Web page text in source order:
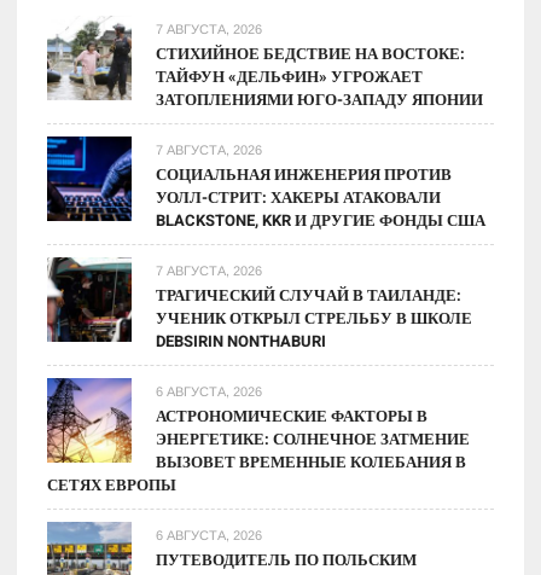
7 АВГУСТА, 2026
СТИХИЙНОЕ БЕДСТВИЕ НА ВОСТОКЕ:
ТАЙФУН «ДЕЛЬФИН» УГРОЖАЕТ
ЗАТОПЛЕНИЯМИ ЮГО-ЗАПАДУ ЯПОНИИ
7 АВГУСТА, 2026
СОЦИАЛЬНАЯ ИНЖЕНЕРИЯ ПРОТИВ
УОЛЛ-СТРИТ: ХАКЕРЫ АТАКОВАЛИ
BLACKSTONE, KKR И ДРУГИЕ ФОНДЫ США
7 АВГУСТА, 2026
ТРАГИЧЕСКИЙ СЛУЧАЙ В ТАИЛАНДЕ:
УЧЕНИК ОТКРЫЛ СТРЕЛЬБУ В ШКОЛЕ
DEBSIRIN NONTHABURI
6 АВГУСТА, 2026
АСТРОНОМИЧЕСКИЕ ФАКТОРЫ В
ЭНЕРГЕТИКЕ: СОЛНЕЧНОЕ ЗАТМЕНИЕ
ВЫЗОВЕТ ВРЕМЕННЫЕ КОЛЕБАНИЯ В
СЕТЯХ ЕВРОПЫ
6 АВГУСТА, 2026
ПУТЕВОДИТЕЛЬ ПО ПОЛЬСКИМ